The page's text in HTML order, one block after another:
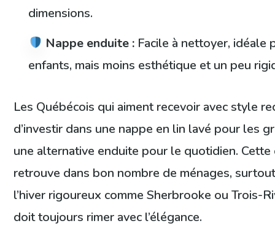
dimensions.
Nappe enduite : Facile à nettoyer, idéale
enfants, mais moins esthétique et un peu
Les Québécois qui aiment recevoir avec style
d’investir dans une nappe en lin lavé pour les
une alternative enduite pour le quotidien.
retrouve dans bon nombre de ménages,
l’hiver rigoureux comme Sherbrooke ou Trois-
doit toujours rimer avec l’élégance.